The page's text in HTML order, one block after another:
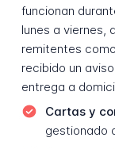
funcionan
lunes a viernes,
remitentes
recibido un
entrega a
Cartas y
gestionado